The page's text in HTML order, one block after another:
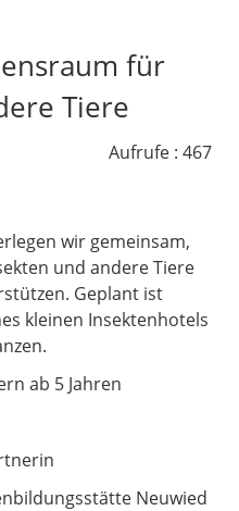
für
Tiere
Aufrufe : 467
wir gemeinsam,
und andere Tiere
Geplant ist
kleinen Insektenhotels
ab 5 Jahren
Neuwied